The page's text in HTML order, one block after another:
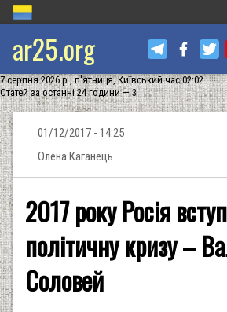
ar25.org
7 серпня 2026 р., п'ятниця, Київський час 02:02
Статей за останні 24 години — 3
01/12/2017 - 14:25
Олена Каганець
2017 року Росія
політичну кризу –
Соловей